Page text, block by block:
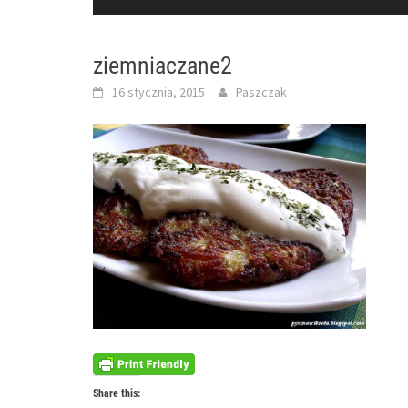
ziemniaczane2
16 stycznia, 2015 Paszczak
Share this: